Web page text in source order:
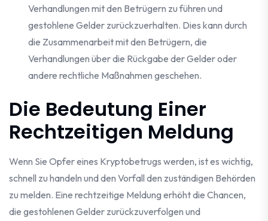
Verhandlungen mit den Betrügern zu führen und
gestohlene Gelder zurückzuerhalten. Dies kann durch
die Zusammenarbeit mit den Betrügern, die
Verhandlungen über die Rückgabe der Gelder oder
andere rechtliche Maßnahmen geschehen.
Die Bedeutung Einer
Rechtzeitigen Meldung
Wenn Sie Opfer eines Kryptobetrugs werden, ist es wichtig,
schnell zu handeln und den Vorfall den zuständigen Behörden
zu melden. Eine rechtzeitige Meldung erhöht die Chancen,
die gestohlenen Gelder zurückzuverfolgen und